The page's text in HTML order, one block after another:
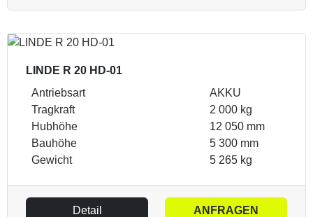
LINDE R 20 HD-01
Antriebsart
AKKU
Tragkraft
2 000 kg
Hubhöhe
12 050 mm
Bauhöhe
5 300 mm
Gewicht
5 265 kg
Detail ANFRAGEN